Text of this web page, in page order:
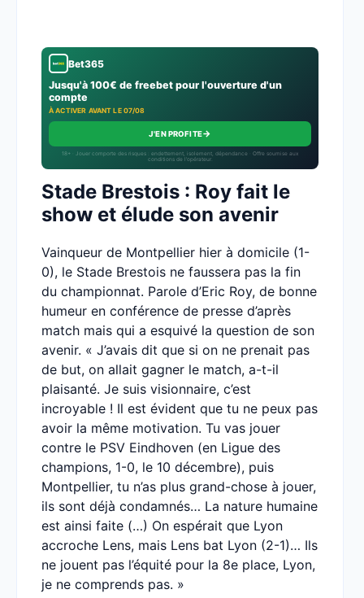
Bet365
Jusqu'à 100€ de freebet pour l'ouverture d'un
compte
À ACTIVER AVANT LE 07/08
J'EN PROFITE→
18+ · Jouer comporte des risques : endettement, isolement, dépendance · Offre soumise aux
conditions de l’opérateur.
Stade Brestois : Roy fait le
show et élude son avenir
Vainqueur de Montpellier hier à domicile (1-
0), le Stade Brestois ne faussera pas la fin
du championnat. Parole d’Eric Roy, de bonne
humeur en conférence de presse d’après
match mais qui a esquivé la question de son
avenir. « J’avais dit que si on ne prenait pas
de but, on allait gagner le match, a-t-il
plaisanté. Je suis visionnaire, c’est
incroyable ! Il est évident que tu ne peux pas
avoir la même motivation. Tu vas jouer
contre le PSV Eindhoven (en Ligue des
champions, 1-0, le 10 décembre), puis
Montpellier, tu n’as plus grand-chose à jouer,
ils sont déjà condamnés… La nature humaine
est ainsi faite (…) On espérait que Lyon
accroche Lens, mais Lens bat Lyon (2-1)… Ils
ne jouent pas l’équité pour la 8e place, Lyon,
je ne comprends pas. »